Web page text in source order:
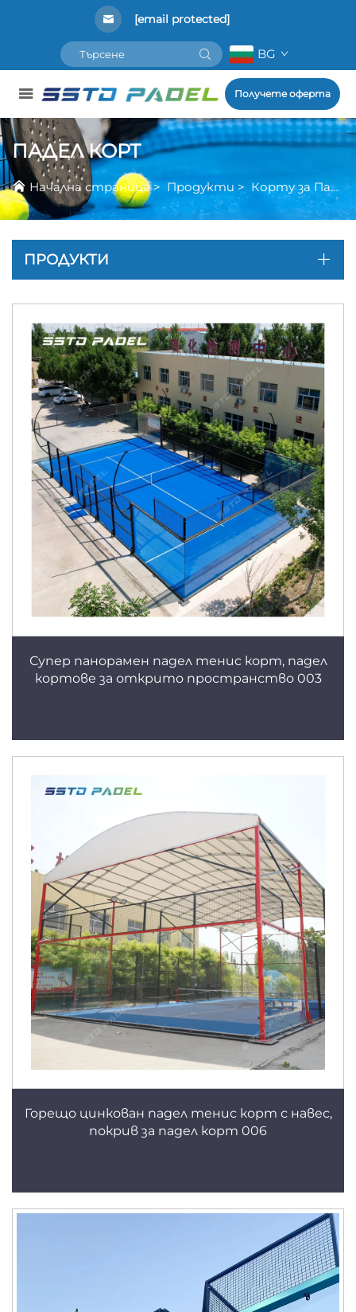
[email protected]
BG
Получете оферта
ПАДЕЛ КОРТ
Начална страница> Продукти > Корту за Падел
ПРОДУКТИ
Супер панорамен падел тенис корт, падел
кортове за открито пространство 003
Горещо цинкован падел тенис корт с навес,
покрив за падел корт 006